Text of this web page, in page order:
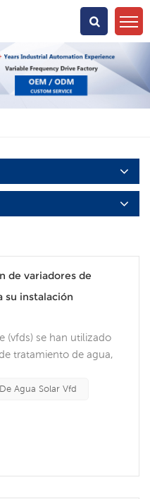
de variadores de
su instalación
(vfds) se han utilizado
tratamiento de agua,
en muchas
de procesos,
Agua Solar Vfd